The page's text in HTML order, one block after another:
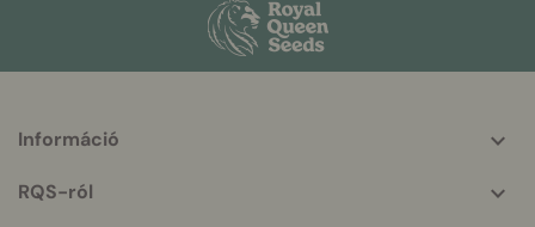
info
Információ
RQS-ról